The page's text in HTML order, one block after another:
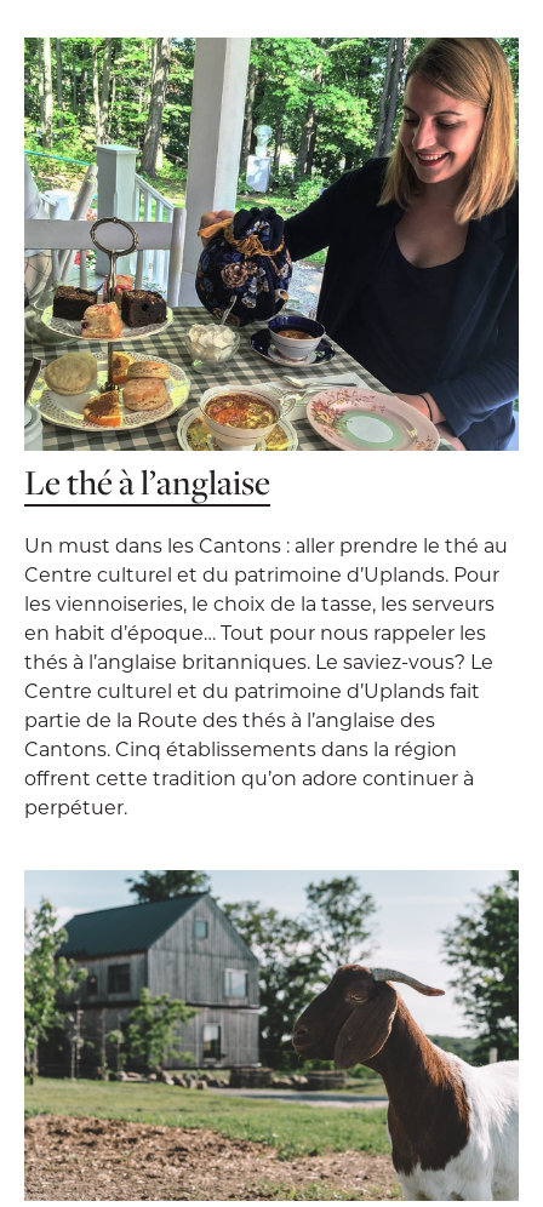
Le thé à l’anglaise
Un must dans les Cantons : aller prendre le thé au
Centre culturel et du patrimoine d’Uplands. Pour
les viennoiseries, le choix de la tasse, les serveurs
en habit d’époque… Tout pour nous rappeler les
thés à l’anglaise britanniques. Le saviez-vous? Le
Centre culturel et du patrimoine d’Uplands fait
partie de la Route des thés à l’anglaise des
Cantons. Cinq établissements dans la région
offrent cette tradition qu’on adore continuer à
perpétuer.